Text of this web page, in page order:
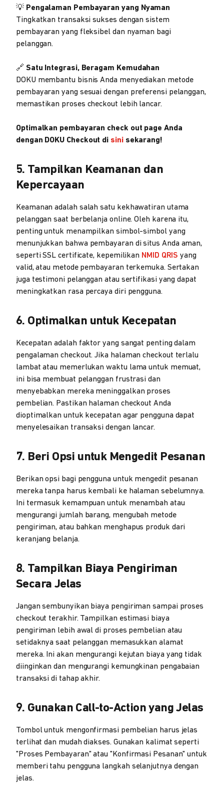
💡 Pengalaman Pembayaran yang Nyaman
Tingkatkan transaksi sukses dengan sistem
pembayaran yang fleksibel dan nyaman bagi
pelanggan.
🔗 Satu Integrasi, Beragam Kemudahan
DOKU membantu bisnis Anda menyediakan metode
pembayaran yang sesuai dengan preferensi pelanggan,
memastikan proses checkout lebih lancar.
Optimalkan pembayaran check out page Anda
dengan DOKU Checkout di sini sekarang!
5. Tampilkan Keamanan dan
Kepercayaan
Keamanan adalah salah satu kekhawatiran utama
pelanggan saat berbelanja online. Oleh karena itu,
penting untuk menampilkan simbol-simbol yang
menunjukkan bahwa pembayaran di situs Anda aman,
seperti SSL certificate, kepemilikan NMID QRIS yang
valid, atau metode pembayaran terkemuka. Sertakan
juga testimoni pelanggan atau sertifikasi yang dapat
meningkatkan rasa percaya diri pengguna.
6. Optimalkan untuk Kecepatan
Kecepatan adalah faktor yang sangat penting dalam
pengalaman checkout. Jika halaman checkout terlalu
lambat atau memerlukan waktu lama untuk memuat,
ini bisa membuat pelanggan frustrasi dan
menyebabkan mereka meninggalkan proses
pembelian. Pastikan halaman checkout Anda
dioptimalkan untuk kecepatan agar pengguna dapat
menyelesaikan transaksi dengan lancar.
7. Beri Opsi untuk Mengedit Pesanan
Berikan opsi bagi pengguna untuk mengedit pesanan
mereka tanpa harus kembali ke halaman sebelumnya.
Ini termasuk kemampuan untuk menambah atau
mengurangi jumlah barang, mengubah metode
pengiriman, atau bahkan menghapus produk dari
keranjang belanja.
8. Tampilkan Biaya Pengiriman
Secara Jelas
Jangan sembunyikan biaya pengiriman sampai proses
checkout terakhir. Tampilkan estimasi biaya
pengiriman lebih awal di proses pembelian atau
setidaknya saat pelanggan memasukkan alamat
mereka. Ini akan mengurangi kejutan biaya yang tidak
diinginkan dan mengurangi kemungkinan pengabaian
transaksi di tahap akhir.
9. Gunakan Call-to-Action yang Jelas
Tombol untuk mengonfirmasi pembelian harus jelas
terlihat dan mudah diakses. Gunakan kalimat seperti
"Proses Pembayaran" atau "Konfirmasi Pesanan" untuk
memberi tahu pengguna langkah selanjutnya dengan
jelas.